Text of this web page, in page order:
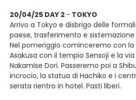
20/04/25 DAY 2 - TOKYO
Arrivo a Tokyo e disbrigo delle
paese, trasferimento e sistemazione
Nel pomeriggio cominceremo con la
Asakusa con il tempio Sensoji e la
Nakamise Dori. Passeremo poi a
incrocio, la statua di Hachiko e i
serata rientro in hotel. Pasti liberi.